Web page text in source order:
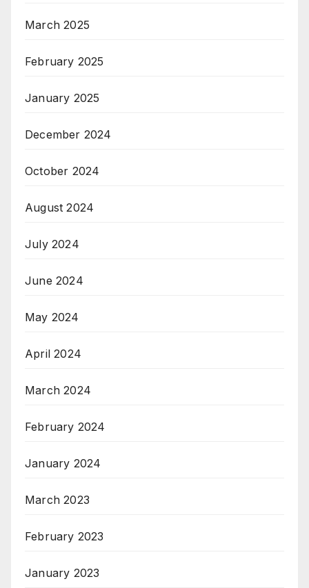
March 2025
February 2025
January 2025
December 2024
October 2024
August 2024
July 2024
June 2024
May 2024
April 2024
March 2024
February 2024
January 2024
March 2023
February 2023
January 2023